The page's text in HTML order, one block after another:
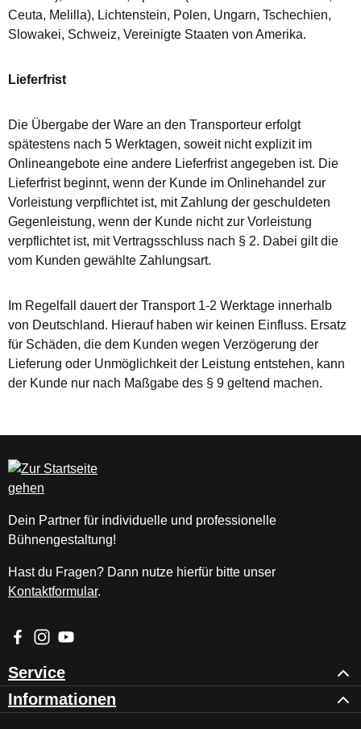
Ceuta, Melilla), Lichtenstein, Polen, Ungarn, Tschechien,
Slowakei, Schweiz, Vereinigte Staaten von Amerika.
Lieferfrist
Die Übergabe der Ware an den Transporteur erfolgt
spätestens nach 5 Werktagen, soweit nicht explizit im
Onlineangebote eine andere Lieferfrist angegeben ist. Die
Lieferfrist beginnt, wenn der Kunde im Onlinehandel zur
Vorleistung verpflichtet ist, mit Zahlung der geschuldeten
Gegenleistung, wenn der Kunde nicht zur Vorleistung
verpflichtet ist, mit Vertragsschluss nach § 2. Dabei gilt die
vom Kunden gewählte Zahlungsart.
Im Regelfall dauert der Transport 1-2 Werktage innerhalb
von Deutschland. Hierauf haben wir keinen Einfluss. Ersatz
für Schäden, die dem Kunden wegen Verzögerung der
Lieferung oder Unmöglichkeit der Leistung entstehen, kann
der Kunde nur nach Maßgabe des § 9 geltend machen.
Dein Partner für individuelle und professionelle
Bühnengestaltung!
Hast du Fragen? Dann nutze hierfür bitte unser
Kontaktformular.
Besuche uns auf Facebook – öffnet in neuem Tab (externer
Schau auf Instagram vorbei – öffnet in neuem Tab
Sieh dir unsere Videos auf YouTube an – öffnet in
Service
Informationen